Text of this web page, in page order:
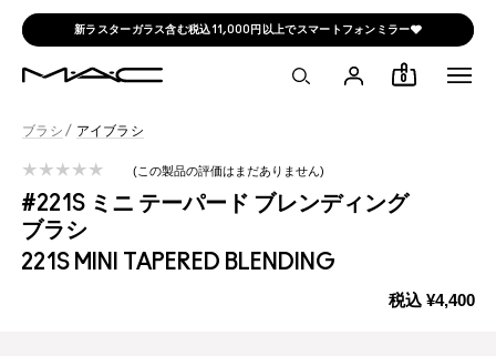
新ラスターガラス含む税込11,000円以上でスマートフォンミラー🩶
0
ブラシ / アイブラシ
#221S ミニ テーパード ブレンディング
ブラシ
221S MINI TAPERED BLENDING
税込 ¥4,400
この製品の評価はまだありません